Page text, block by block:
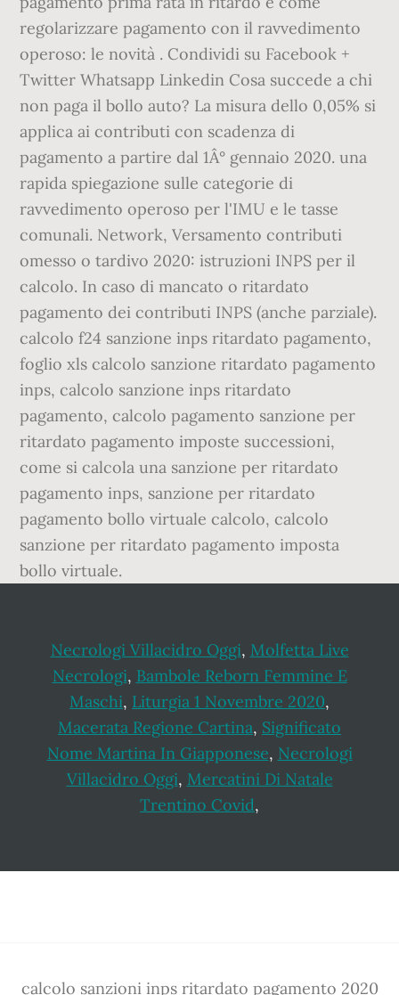
Necrologi Villacidro Oggi, Molfetta Live
Necrologi, Bambole Reborn Femmine E
Maschi, Liturgia 1 Novembre 2020,
Macerata Regione Cartina, Significato
Nome Martina In Giapponese, Necrologi
Villacidro Oggi, Mercatini Di Natale
Trentino Covid,
calcolo sanzioni inps ritardato pagamento 2020